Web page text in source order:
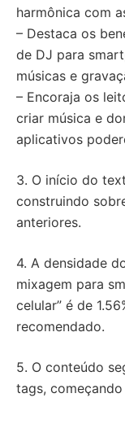
harmônica com
– Destaca os
de DJ para
músicas e
– Encoraja os
criar música e
aplicativos
3. O início do
construindo
anteriores.
4. A densidade
mixagem para
celular” é de
recomendado.
5. O conteúdo
tags,